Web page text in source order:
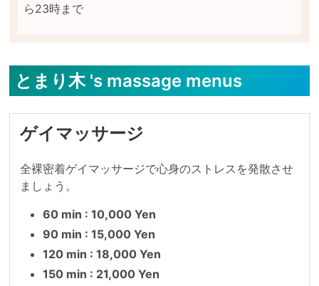
ら23時まで
とまり木 's massage menus
ゲイマッサージ
全裸密着ゲイマッサージで心身のストレスを発散させ
ましょう。
60 min : 10,000 Yen
90 min : 15,000 Yen
120 min : 18,000 Yen
150 min : 21,000 Yen